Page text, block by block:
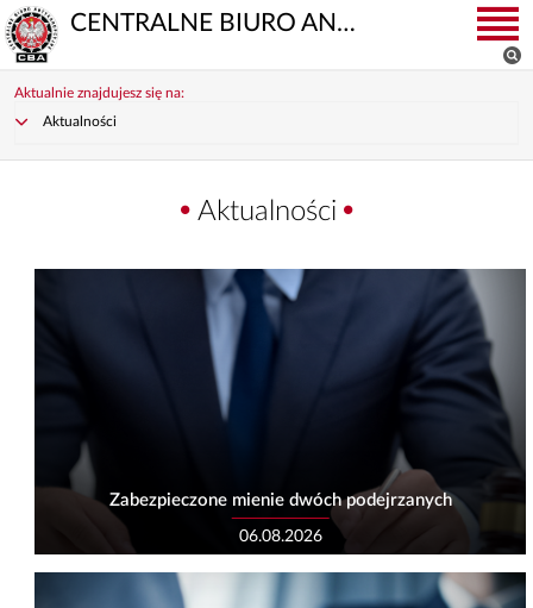
CENTRALNE BIURO ANTYKORUPCYJNE
Aktualnie znajdujesz się na:
Aktualności
Aktualności
Zabezpieczone mienie dwóch podejrzanych
06.08.2026